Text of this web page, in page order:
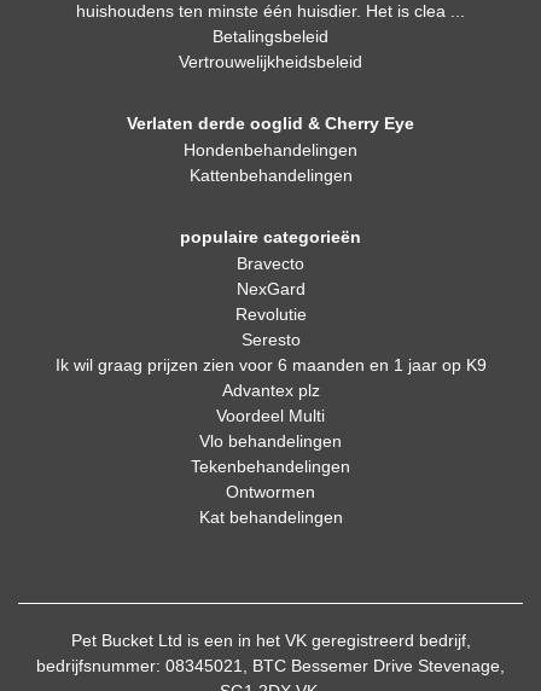
huishoudens ten minste één huisdier. Het is clea ...
Betalingsbeleid
Vertrouwelijkheidsbeleid
Verlaten derde ooglid & Cherry Eye
Hondenbehandelingen
Kattenbehandelingen
populaire categorieën
Bravecto
NexGard
Revolutie
Seresto
Ik wil graag prijzen zien voor 6 maanden en 1 jaar op K9
Advantex plz
Voordeel Multi
Vlo behandelingen
Tekenbehandelingen
Ontwormen
Kat behandelingen
Pet Bucket Ltd is een in het VK geregistreerd bedrijf,
bedrijfsnummer: 08345021, BTC Bessemer Drive Stevenage,